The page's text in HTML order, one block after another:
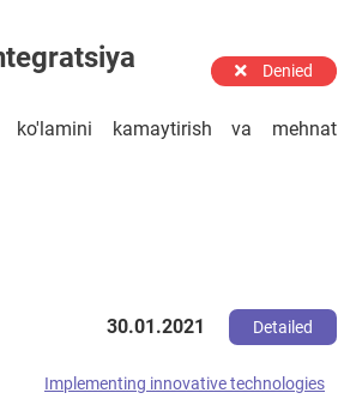
Denied
ko'lamini kamaytirish va mehnat
30.01.2021 Detailed
Implementing innovative technologies